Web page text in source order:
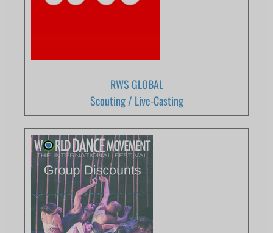
RWS GLOBAL
Scouting / Live-Casting